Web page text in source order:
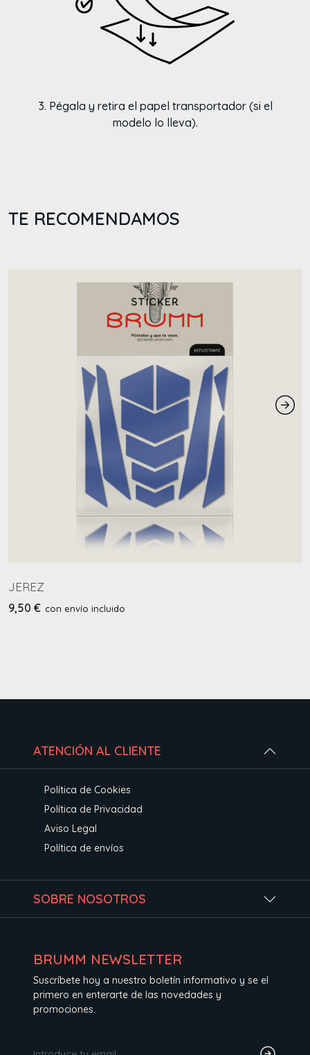
3. Pégala y retira el papel transportador (si el
modelo lo lleva).
TE RECOMENDAMOS
JEREZ
9,50 € con envío incluido
ATENCIÓN AL CLIENTE
Política de Cookies
Política de Privacidad
Aviso Legal
Política de envíos
SOBRE NOSOTROS
BRUMM NEWSLETTER
Suscríbete hoy a nuestro boletín informativo y se el
primero en enterarte de las novedades y
promociones.